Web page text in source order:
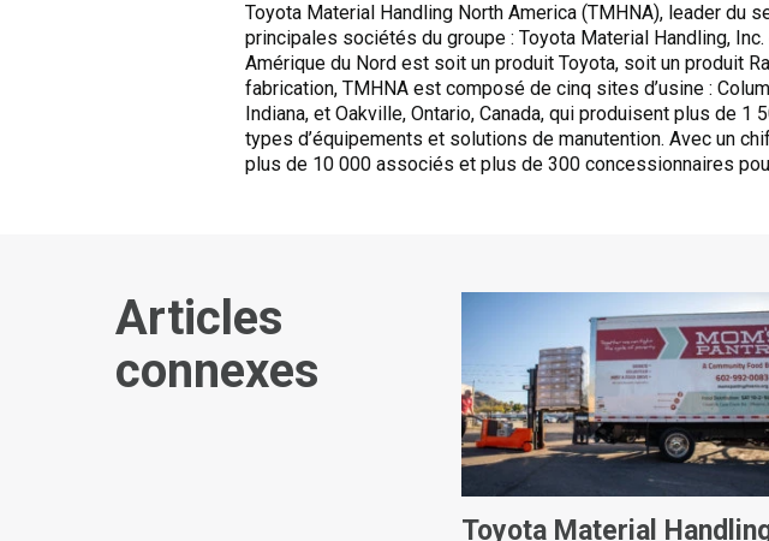
Toyota Material Handling North America (TMHNA), leader
principales sociétés du groupe : Toyota Material Handling,
Amérique du Nord est soit un produit Toyota, soit un produit
fabrication, TMHNA est composé de cinq sites d’usine :
Indiana, et Oakville, Ontario, Canada, qui produisent plus de
types d’équipements et solutions de manutention. Avec un
plus de 10 000 associés et plus de 300 concessionnaires
Articles
connexes
Toyota Material